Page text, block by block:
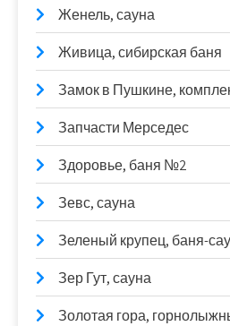
Женель, сауна
Живица, сибирская баня
Замок в Пушкине,
Запчасти Мерседес
Здоровье, баня №2
Зевс, сауна
Зеленый крупец, баня-
Зер Гут, сауна
Золотая гора,